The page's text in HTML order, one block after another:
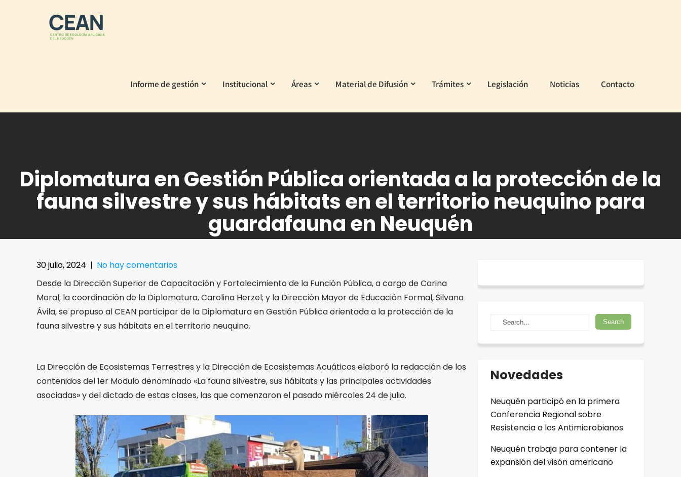
Informe de gestión Institucional Áreas Material de Difusión Trámites Legislación Noticias Contacto
Diplomatura en Gestión Pública orientada a la protección de la
fauna silvestre y sus hábitats en el territorio neuquino para
guardafauna en Neuquén
30 julio, 2024 | No hay comentarios
Desde la Dirección Superior de Capacitación y Fortalecimiento de la Función Pública, a cargo de Carina
Moral; la coordinación de la Diplomatura, Carolina Herzel; y la Dirección Mayor de Educación Formal, Silvana
Ávila, se propuso al CEAN participar de la Diplomatura en Gestión Pública orientada a la protección de la
fauna silvestre y sus hábitats en el territorio neuquino.
La Dirección de Ecosistemas Terrestres y la Dirección de Ecosistemas Acuáticos elaboró la redacción de los
contenidos del 1er Modulo denominado «La fauna silvestre, sus hábitats y las principales actividades
asociadas» y del dictado de estas clases, las que comenzaron el pasado miércoles 24 de julio.
Novedades
Neuquén participó en la primera
Conferencia Regional sobre
Resistencia a los Antimicrobianos
Neuquén trabaja para contener la
expansión del visón americano